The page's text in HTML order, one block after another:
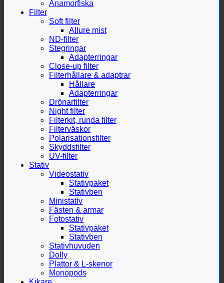
Anamorfiska
Filter
Soft filter
Allure mist
ND-filter
Stegringar
Adapterringar
Close-up filter
Filterhållare & adaptrar
Hållare
Adapterringar
Drönarfilter
Night filter
Filterkit, runda filter
Filterväskor
Polarisationsfilter
Skyddsfilter
UV-filter
Stativ
Videostativ
Stativpaket
Stativben
Ministativ
Fästen & armar
Fotostativ
Stativpaket
Stativben
Stativhuvuden
Dolly
Plattor & L-skenor
Monopods